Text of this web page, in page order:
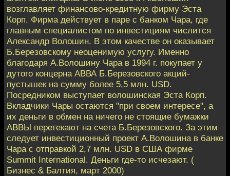
возглавляет финансово-кредитную фирму Эста
Корп. Фирма действует в паре с банком Чара, где
главным специалистом по инвестициям числится
Александр Волошин. В этом качестве он оказывает
Б.Березовскому неоценимую услугу. Именно
благодаря А.Волошину Чара в 1994 г. покупает у
дутого концерна АВВА Б.Березовского акций-
пустышек на сумму более 5,5 млн. USD.
Посредником выступает волошинская Эста Корп.
Вкладчики Чары остаются "при своем интересе", а
их деньги в обмен на ничего не стоящие бумажки
АВВЫ перетекают на счета Б.Березовского. За этим
следует инвестиционный проект А.Волошина в банке
Чара с отправкой 2,7 млн. USD в США фирме
Summit International. Деньги где-то исчезают. (
Бизнес & Балтия, март 2000)